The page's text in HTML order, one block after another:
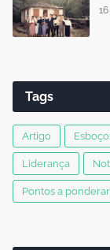
Tags
Artigo
Liderança
Pontos a ponderar